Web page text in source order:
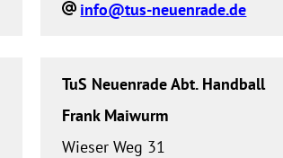
info@tus-neuenrade.de
TuS Neuenrade Abt. Handball
Wieser Weg 31
Frank Maiwurm